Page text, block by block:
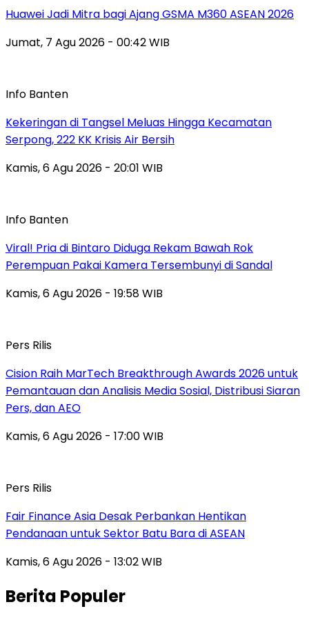
Huawei Jadi Mitra bagi Ajang GSMA M360 ASEAN 2026
Jumat, 7 Agu 2026 - 00:42 WIB
Info Banten
Kekeringan di Tangsel Meluas Hingga Kecamatan
Serpong, 222 KK Krisis Air Bersih
Kamis, 6 Agu 2026 - 20:01 WIB
Info Banten
Viral! Pria di Bintaro Diduga Rekam Bawah Rok
Perempuan Pakai Kamera Tersembunyi di Sandal
Kamis, 6 Agu 2026 - 19:58 WIB
Pers Rilis
Cision Raih MarTech Breakthrough Awards 2026 untuk
Pemantauan dan Analisis Media Sosial, Distribusi Siaran
Pers, dan AEO
Kamis, 6 Agu 2026 - 17:00 WIB
Pers Rilis
Fair Finance Asia Desak Perbankan Hentikan
Pendanaan untuk Sektor Batu Bara di ASEAN
Kamis, 6 Agu 2026 - 13:02 WIB
Berita Populer